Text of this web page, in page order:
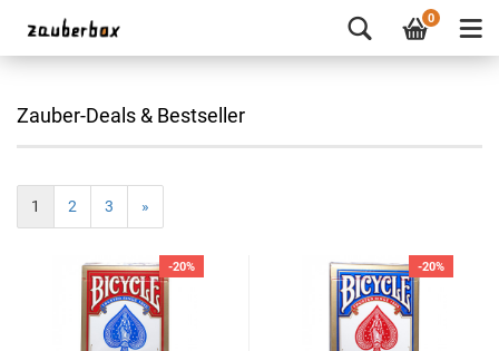
0
Zauber-Deals & Bestseller
1 2 3 »
-20% -20%